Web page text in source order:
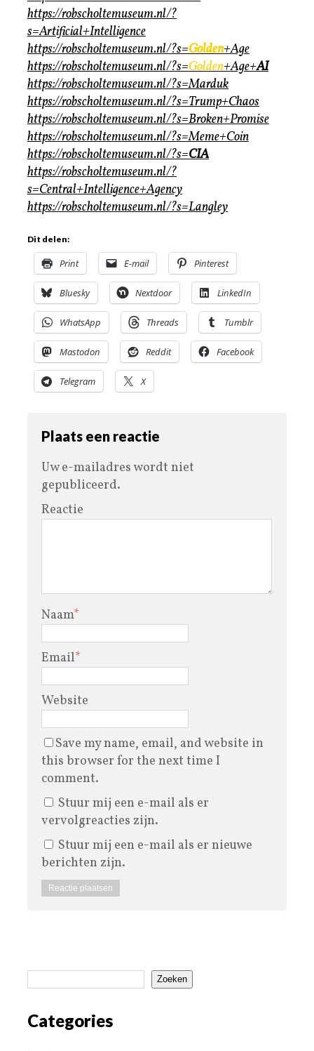
https://robscholtemuseum.nl/?
s=Artificial+Intelligence
https://robscholtemuseum.nl/?s=Golden+Age
https://robscholtemuseum.nl/?s=Golden+Age+AI
https://robscholtemuseum.nl/?s=Marduk
https://robscholtemuseum.nl/?s=Trump+Chaos
https://robscholtemuseum.nl/?s=Broken+Promise
https://robscholtemuseum.nl/?s=Meme+Coin
https://robscholtemuseum.nl/?s=CIA
https://robscholtemuseum.nl/?
s=Central+Intelligence+Agency
https://robscholtemuseum.nl/?s=Langley
Dit delen:
Print E-mail Pinterest
Bluesky Nextdoor LinkedIn
WhatsApp Threads Tumblr
Mastodon Reddit Facebook
Telegram X
Plaats een reactie
Uw e-mailadres wordt niet
gepubliceerd.
Reactie
Naam*
Email*
Website
Save my name, email, and website in
this browser for the next time I
comment.
Stuur mij een e-mail als er
vervolgreacties zijn.
Stuur mij een e-mail als er nieuwe
berichten zijn.
Zoeken
Categories